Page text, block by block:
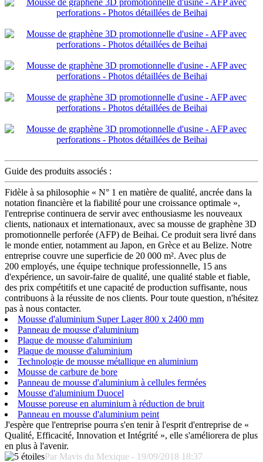
Guide des produits associés :
Fidèle à sa philosophie « N° 1 en matière de qualité, ancrée dans la
notation financière et la fiabilité pour une croissance optimale »,
l'entreprise continuera de servir avec enthousiasme les nouveaux
clients, nationaux et internationaux, avec sa mousse de graphène 3D
promotionnelle perforée (AFP) de Beihai. Ce produit sera livré dans
le monde entier, notamment au Japon, en Grèce et au Belize. Notre
entreprise couvre une superficie de 20 000 m². Avec plus de
200 employés, une équipe technique professionnelle, 15 ans
d'expérience, un savoir-faire de qualité, une qualité stable et fiable,
des prix compétitifs et une capacité de production suffisante, nous
contribuons à la réussite de nos clients. Pour toute question, n'hésitez
pas à nous contacter.
Mousse d'aluminium Super Lager 800 x 2400 mm
Panneau de mousse d'aluminium
Plaque de mousse d'aluminium
Plaque de mousse d'aluminium
Technologie de mousse métallique en aluminium
Mousse de carbure de bore
Panneau de mousse d'aluminium à cellules fermées
Mousse d'aluminium Duocel
Mousse poreuse en aluminium à réduction de bruit
Panneau en mousse d'aluminium peint
J'espère que l'entreprise pourra s'en tenir à l'esprit d'entreprise de «
Qualité, Efficacité, Innovation et Intégrité », elle s'améliorera de plus
en plus à l'avenir.
Par Mavis du Mexique - 19/09/2018 18:37